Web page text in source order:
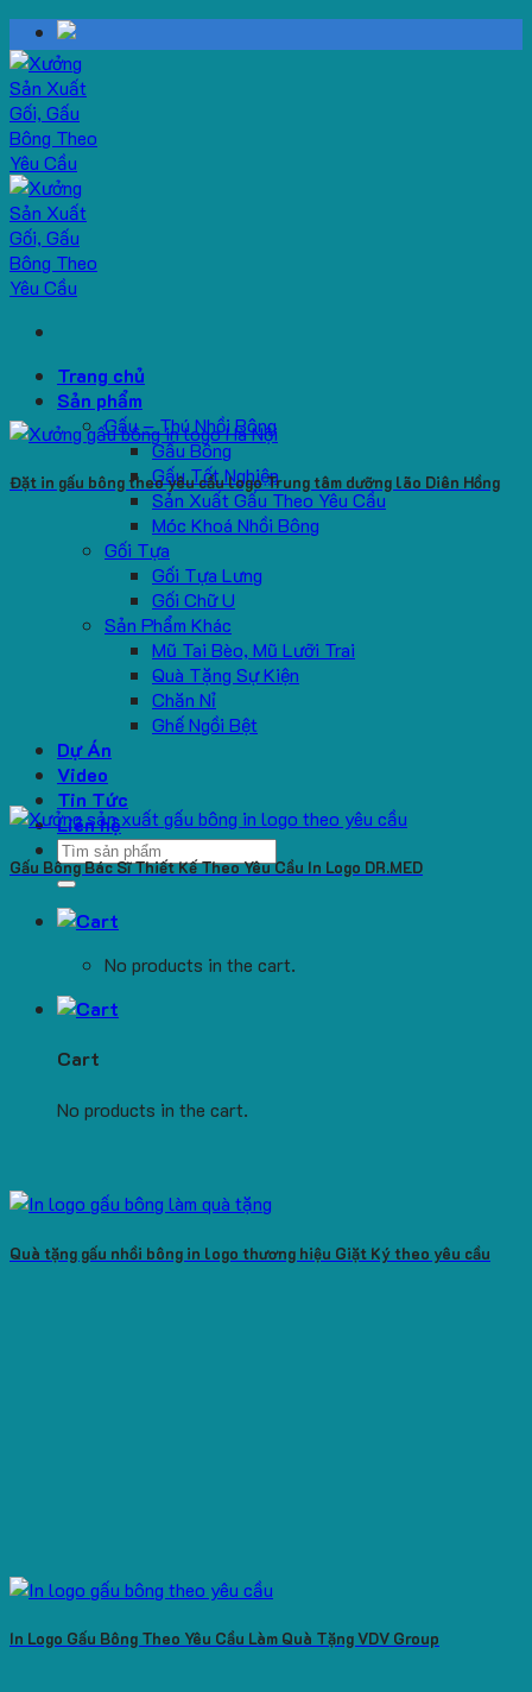
Skip
to
content
Trang chủ
Sản phẩm
Gấu – Thú Nhồi Bông
Gấu Bông
Gấu Tốt Nghiệp
Sản Xuất Gấu Theo Yêu Cầu
Móc Khoá Nhồi Bông
Gối Tựa
Gối Tựa Lưng
Gối Chữ U
Sản Phẩm Khác
Mũ Tai Bèo, Mũ Lưỡi Trai
Quà Tặng Sự Kiện
Chăn Nỉ
Ghế Ngồi Bệt
Dự Án
Video
Tin Tức
Liên hệ
Search
for:
No products in the cart.
Cart
No products in the cart.
Đặt in gấu bông theo yêu cầu logo Trung tâm dưỡng lão Diên Hồng
Gấu Bông Bác Sĩ Thiết Kế Theo Yêu Cầu In Logo DR.MED
Quà tặng gấu nhồi bông in logo thương hiệu Giặt Ký theo yêu cầu
In Logo Gấu Bông Theo Yêu Cầu Làm Quà Tặng VDV Group